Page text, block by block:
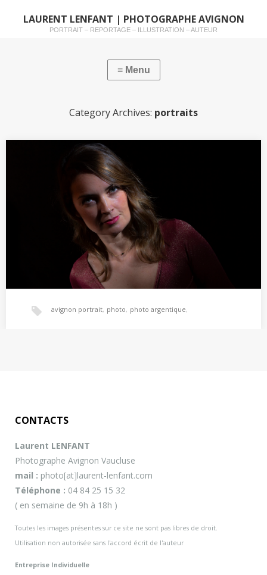
LAURENT LENFANT | PHOTOGRAPHE AVIGNON
PORTRAIT – REPORTAGE – ILLUSTRATION – AUTEUR
Category Archives: portraits
avignon portrait, photo, photo argentique,
portrait enfants, portrait famille
CONTACTS
Laurent LENFANT
Photographe Avignon Vaucluse
mail : photo[at]laurent-lenfant.com
Téléphone : 04 84 25 15 32
( en semaine de 9h à 18h )
Toutes les images présentes sur ce site ne sont pas libres de droit.
Utilisation non autorisée sans l'accord écrit de l'auteur
Entreprise Individuelle